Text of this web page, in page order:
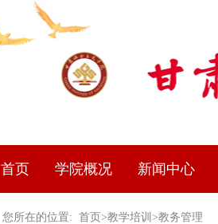
首页 学院概况 新闻中心
您所在的位置: 首页 >教学培训 >教务管理